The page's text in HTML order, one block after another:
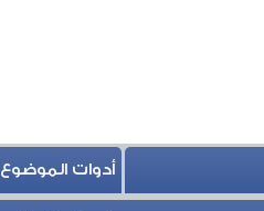
أدوات الموضوع